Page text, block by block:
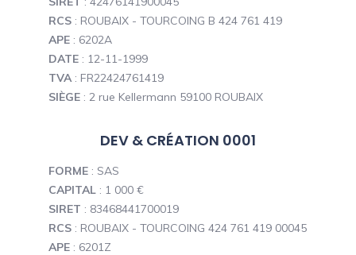
RCS : ROUBAIX - TOURCOING B 424 761 419
APE : 6202A
DATE : 12-11-1999
TVA: FR22424761419
SIÈGE : 2 rue Kellermann 59100 ROUBAIX
DEV & CRÉATION 0001
FORME : SAS
CAPITAL : 1 000 €
SIRET : 83468441700019
RCS : ROUBAIX - TOURCOING 424 761 419 00045
APE : 6201Z